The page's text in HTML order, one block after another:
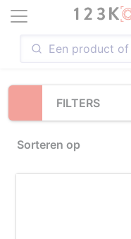
FILTERS
Sorteren op
Loading...